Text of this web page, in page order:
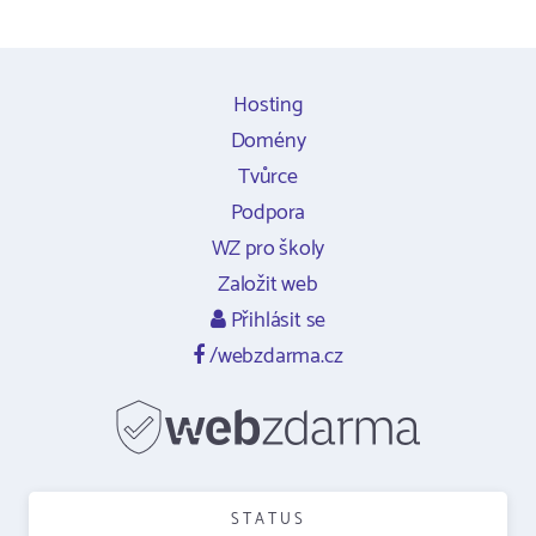
Hosting
Domény
Tvůrce
Podpora
WZ pro školy
Založit web
Přihlásit se
/webzdarma.cz
STATUS